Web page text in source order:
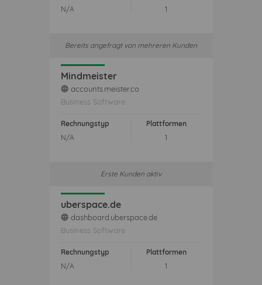
N/A
1
Bereits angefragt von mehreren Kunden
Mindmeister
web accounts.meister.co
Business Software
Rechnungstyp
N/A
Plattformen
1
Erste Kunden aktiv
uberspace.de
web dashboard.uberspace.de
Business Software
Rechnungstyp
N/A
Plattformen
1